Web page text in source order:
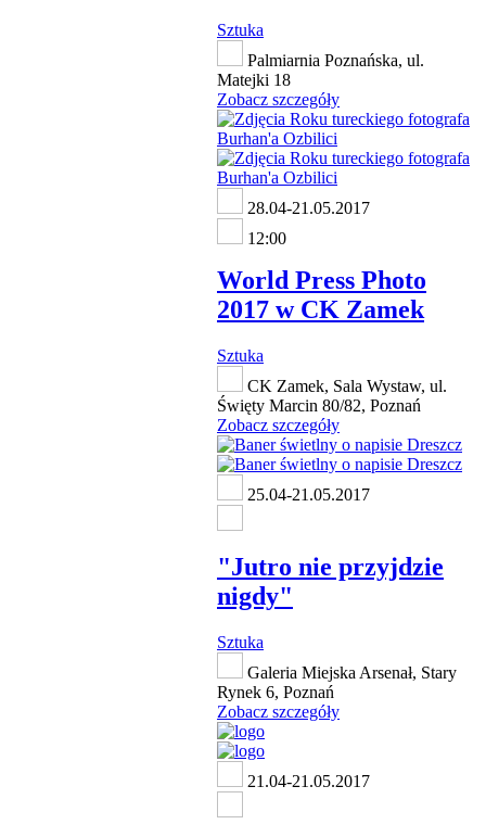
Sztuka
Palmiarnia Poznańska, ul.
Matejki 18
Zobacz szczegóły
28.04-21.05.2017
12:00
World Press Photo
2017 w CK Zamek
Sztuka
CK Zamek, Sala Wystaw, ul.
Święty Marcin 80/82, Poznań
Zobacz szczegóły
25.04-21.05.2017
"Jutro nie przyjdzie
nigdy"
Sztuka
Galeria Miejska Arsenał, Stary
Rynek 6, Poznań
Zobacz szczegóły
21.04-21.05.2017